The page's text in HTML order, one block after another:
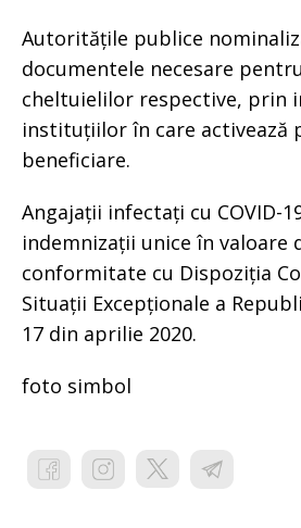
Autoritățile publice
documentele necesare
cheltuielilor respective, prin
instituțiilor în care activează
beneficiare.
Angajații infectați cu COVID-
indemnizații unice în valoare
conformitate cu Dispoziția
Situații Excepționale a
17 din aprilie 2020.
foto simbol